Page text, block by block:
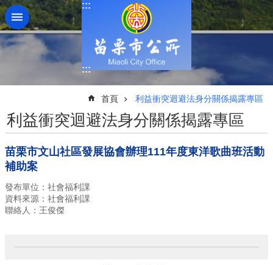
跳到主要內容區塊
:::
:::
首頁 利益衝突迴避法身分關係揭露專區
利益衝突迴避法身分關係揭露專區
苗栗市文山社區發展協會辦理111年度東洋歌曲班活動
補助案
發布單位：社會福利課
資料來源：社會福利課
聯絡人：王俊傑